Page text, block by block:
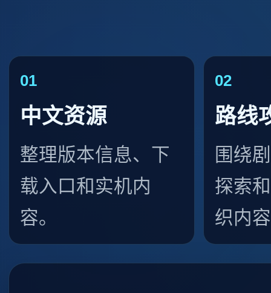
01
中文资源
整理版本信息、下
载入口和实机内
容。
02
路线
围绕
探索
织内